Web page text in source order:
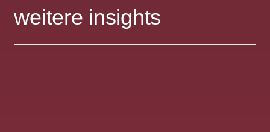
weitere insights